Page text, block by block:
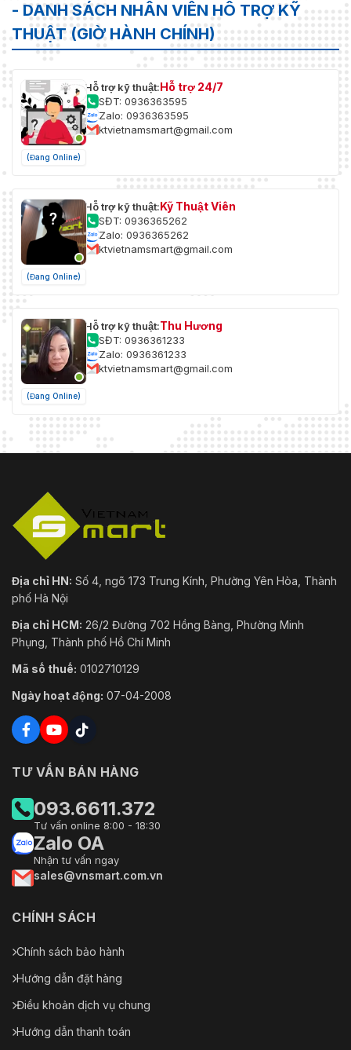
- DANH SÁCH NHÂN VIÊN HỖ TRỢ KỸ
THUẬT (GIỜ HÀNH CHÍNH)
(Đang Online)
Hỗ trợ kỹ thuật:Hỗ trợ 24/7
SĐT: 0936363595
Zalo: 0936363595
ktvietnamsmart@gmail.com
(Đang Online)
Hỗ trợ kỹ thuật:Kỹ Thuật Viên
SĐT: 0936365262
Zalo: 0936365262
ktvietnamsmart@gmail.com
(Đang Online)
Hỗ trợ kỹ thuật:Thu Hương
SĐT: 0936361233
Zalo: 0936361233
ktvietnamsmart@gmail.com
Địa chỉ HN: Số 4, ngõ 173 Trung Kính, Phường Yên Hòa, Thành
phố Hà Nội
Địa chỉ HCM: 26/2 Đường 702 Hồng Bàng, Phường Minh
Phụng, Thành phố Hồ Chí Minh
Mã số thuế: 0102710129
Ngày hoạt động: 07-04-2008
TƯ VẤN BÁN HÀNG
093.6611.372
Tư vấn online 8:00 - 18:30
Zalo OA
Nhận tư vấn ngay
sales@vnsmart.com.vn
CHÍNH SÁCH
Chính sách bảo hành
Hướng dẫn đặt hàng
Điều khoản dịch vụ chung
Hướng dẫn thanh toán